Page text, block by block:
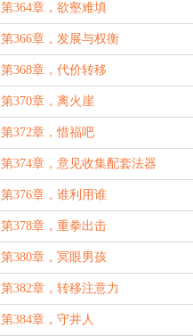
第364章，欲壑难填
第366章，发展与权衡
第368章，代价转移
第370章，离火崖
第372章，惜福吧
第374章，意见收集配套法器
第376章，谁利用谁
第378章，重拳出击
第380章，冥眼男孩
第382章，转移注意力
第384章，守井人